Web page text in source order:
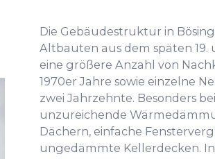
Die Gebäudestruktur in
Altbauten aus dem späten
eine größere Anzahl von
1970er Jahre sowie einzelne
zwei Jahrzehnte. Besonders
unzureichende
Dächern, einfache
ungedämmte Kellerdecken.